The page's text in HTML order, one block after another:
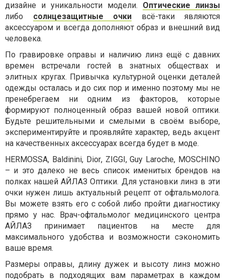
дизайне и уникальности модели. Оптические линзы
либо солнцезащитные очки всё-таки являются
аксессуаром и всегда дополняют образ и внешний вид
человека.
По гравировке оправы и наличию линз ещё с давних
времен встречали гостей в знатных обществах и
элитных кругах. Привычка культурной оценки деталей
одежды осталась и до сих пор и именно поэтому мы не
пренебрегаем ни одним из факторов, которые
формируют полноценный образ вашей новой оптики.
Будьте решительными и смелыми в своём выборе,
экспериментируйте и проявляйте характер, ведь акцент
на качественных аксессуарах всегда будет в моде.
HERMOSSA, Baldinini, Dior, ZIGGI ,Guy Laroche, MOSCHINO
– и это далеко не весь список именитых брендов на
полках нашей АЙЛАЗ Оптики. Для установки линз в эти
очки нужен лишь актуальный рецепт от офтальмолога.
Вы можете взять его с собой либо пройти диагностику
прямо у нас. Врач-офтальмолог медицинского центра
АЙЛАЗ принимает пациентов на месте для
максимального удобства и возможности сэкономить
ваше время.
Размеры оправы, длину дужек и высоту линз можно
подобрать в подходящих вам параметрах в каждом